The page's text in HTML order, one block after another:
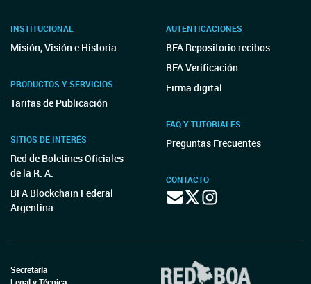
INSTITUCIONAL
Misión, Visión e Historia
PRODUCTOS Y SERVICIOS
Tarifas de Publicación
SITIOS DE INTERÉS
Red de Boletines Oficiales
de la R. A.
BFA Blockchain Federal
Argentina
AUTENTICACIONES
BFA Repositorio recibos
BFA Verificación
Firma digital
FAQ Y TUTORIALES
Preguntas Frecuentes
CONTACTO
Secretaría